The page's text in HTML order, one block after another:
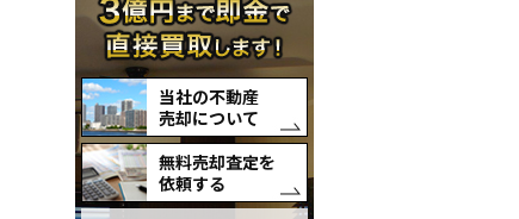
当社の不動産
売却について
無料売却査定を
依頼する